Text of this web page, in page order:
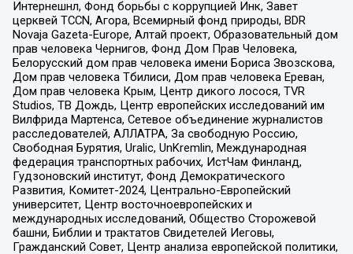
Интернешнл, Фонд борьбы с коррупцией Инк, Завет
церквей TCCN, Агора, Всемирный фонд природы, BDR
Novaja Gazeta-Europe, Алтай проект, Образовательный дом
прав человека Чернигов, Фонд Дом Прав Человека,
Белорусский дом прав человека имени Бориса Звозскова,
Дом прав человека Тбилиси, Дом прав человека Ереван,
Дом прав человека Крым, Центр дикого лосося, TVR
Studios, ТВ Дождь, Центр европейских исследований им
Вилфрида Мартенса, Сетевое объединение журналистов
расследователей, АЛЛАТРА, За свободную Россию,
Свободная Бурятия, Uralic, UnKremlin, Международная
федерация транспортных рабочих, ИстЧам Финланд,
Гудзоновский институт, Фонд Демократического
Развития, Комитет-2024, Центрально-Европейский
университет, Центр восточноевропейских и
международных исследований, Общество Сторожевой
башни, Библии и трактатов Свидетелей Иеговы,
Гражданский Совет, Центр анализа европейской политики,